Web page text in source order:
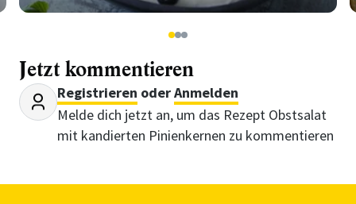
123
Jetzt kommentieren
Registrieren oderAnmelden
Melde dich jetzt an, um das Rezept Obstsalat
mit kandierten Pinienkernen zu kommentieren